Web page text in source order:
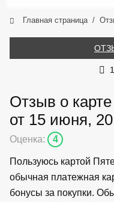
Главная страница
Отзыв о
от 15 июня,
Оценка: 4
Пользуюсь картой
обычная платежная
бонусы за покупки.